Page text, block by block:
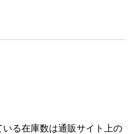
る在庫数は通販サイト上の